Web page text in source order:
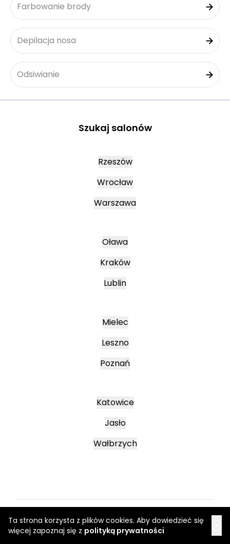
Ta strona korzysta z plików cookies. Aby dowiedzieć się
więcej zapoznaj się z polityką prywatności
Farbowanie brody
Depilacja nosa
Odsiwianie
Szukaj salonów
Rzeszów
Wrocław
Warszawa
Oława
Kraków
Lublin
Mielec
Leszno
Poznań
Katowice
Jasło
Wałbrzych
Regulamin
Regulaminy promocyjne